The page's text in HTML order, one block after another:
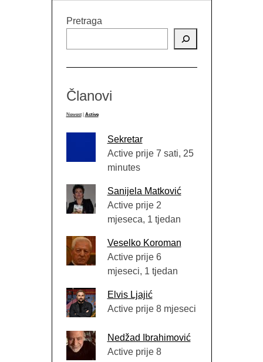
Pretraga
Članovi
Newest Active
Sekretar
Active prije 7 sati, 25
minutes
Sanijela Matković
Active prije 2
mjeseca, 1 tjedan
Veselko Koroman
Active prije 6
mjeseci, 1 tjedan
Elvis Ljajić
Active prije 8 mjeseci
Nedžad Ibrahimović
Active prije 8